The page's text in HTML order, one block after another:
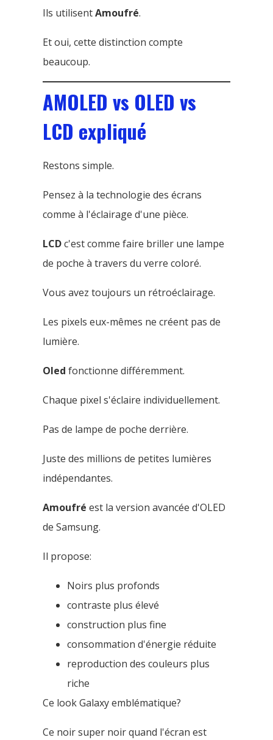
Ils utilisentAmoufré.
Et oui, cette distinction compte
beaucoup.
AMOLED vs OLED vs
LCD expliqué
Restons simple.
Pensez à la technologie des écrans
comme à l'éclairage d'une pièce.
LCDc'est comme faire briller une lampe
de poche à travers du verre coloré.
Vous avez toujours un rétroéclairage.
Les pixels eux-mêmes ne créent pas de
lumière.
Oled fonctionne différemment.
Chaque pixel s'éclaire individuellement.
Pas de lampe de poche derrière.
Juste des millions de petites lumières
indépendantes.
Amoufré est la version avancée d'OLED
de Samsung.
Il propose:
Noirs plus profonds
contraste plus élevé
construction plus fine
consommation d'énergie réduite
reproduction des couleurs plus
riche
Ce look Galaxy emblématique?
Ce noir super noir quand l'écran est